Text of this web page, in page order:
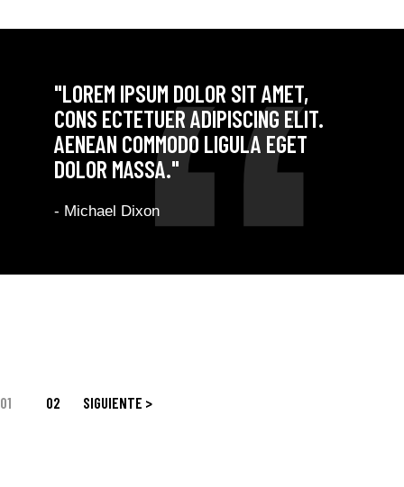
"LOREM IPSUM DOLOR SIT AMET,
CONS ECTETUER ADIPISCING ELIT.
AENEAN COMMODO LIGULA EGET
DOLOR MASSA."
- Michael Dixon
01 02 SIGUIENTE >